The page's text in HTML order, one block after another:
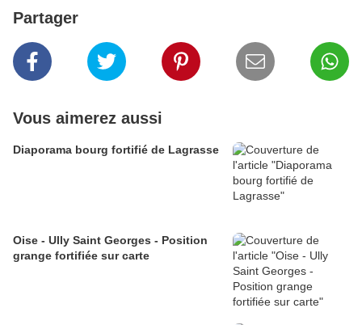
Partager
Vous aimerez aussi
Diaporama bourg fortifié de Lagrasse
Oise - Ully Saint Georges - Position
grange fortifiée sur carte